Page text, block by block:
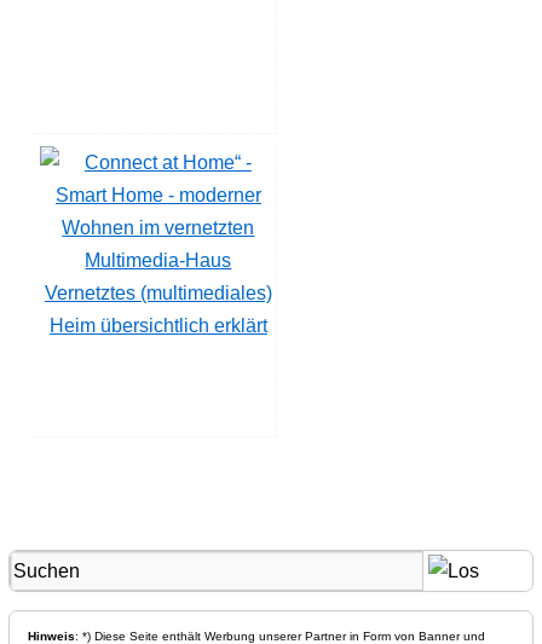
Vernetztes (multimediales)
Heim übersichtlich erklärt
Hinweis: *) Diese Seite enthält Werbung unserer Partner in Form von Banner und